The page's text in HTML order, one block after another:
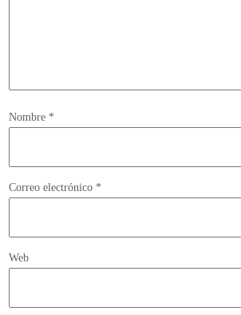
Nombre *
Correo electrónico *
Web